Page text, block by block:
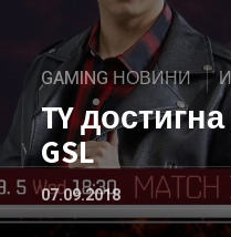
GAMING НОВИНИ
TY
GSL
07.09.2018